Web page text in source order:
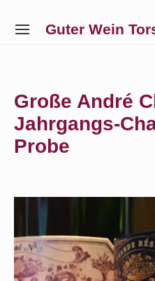
Guter Wein
SITE
Große André
Jahrgangs-
Probe